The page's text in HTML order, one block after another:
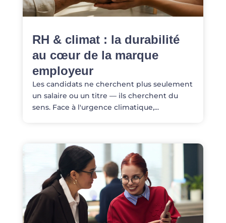
RH & climat : la durabilité
au cœur de la marque
employeur
Les candidats ne cherchent plus seulement
un salaire ou un titre — ils cherchent du
sens. Face à l'urgence climatique,...